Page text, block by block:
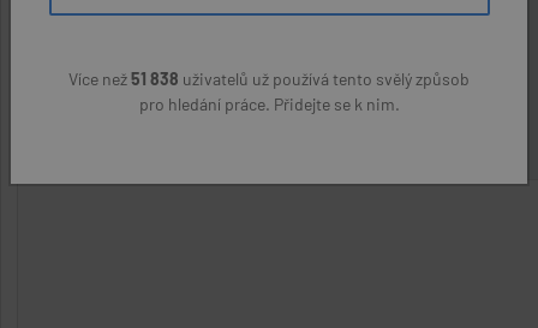
22400 Kč
Více než51 838 uživatelů už používá tento svělý způsob
pro hledání práce. Přidejte se k nim.